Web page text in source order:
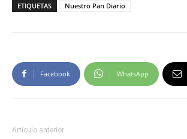
ETIQUETAS
Nuestro Pan Diario
Facebook WhatsApp
Artículo anterior